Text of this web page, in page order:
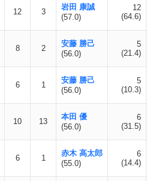
12 3
岩田 康誠
(57.0)
12
(64.6)
8 2
安藤 勝己
(56.0)
5
(21.4)
6 1
安藤 勝己
(56.0)
5
(10.3)
10 13
本田 優
(56.0)
6
(31.5)
6 1
赤木 高太郎
(55.0)
6
(14.4)